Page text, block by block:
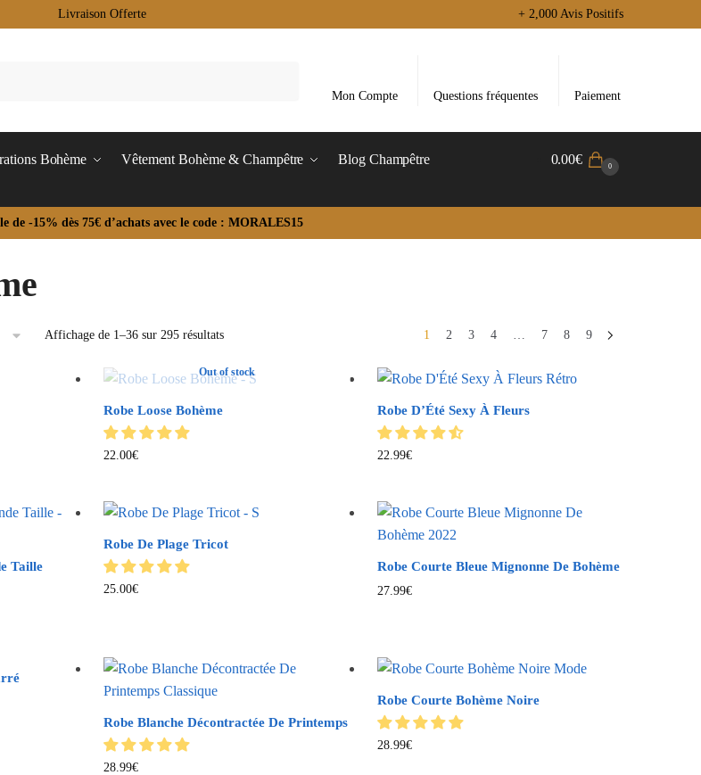
Livraison Offerte + 2,000 Avis Positifs
Mon Compte Questions fréquentes Paiement
Bohème Vêtement Bohème & Champêtre Blog Champêtre 0.00€ 0
de -15% dès 75€ d’achats avec le code : MORALES15
Affichage de 1–36 sur 295 résultats 1 2 3 4 7 8 9
Out of stock
Robe Loose Bohème
22.00€
Robe D’Été Sexy À Fleurs
22.99€
Taille
Robe De Plage Tricot
25.00€
Robe Courte Bleue Mignonne De Bohème
27.99€
Robe Blanche Décontractée De Printemps
28.99€
Robe Courte Bohème Noire
28.99€